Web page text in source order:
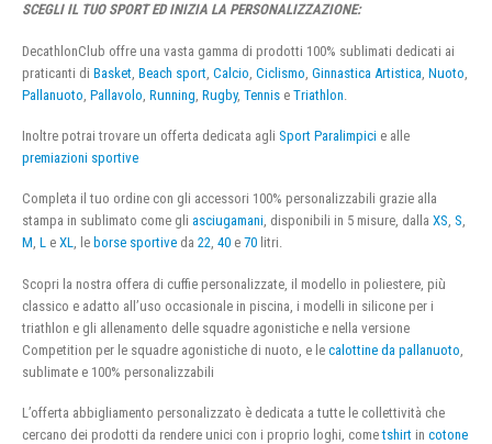
SCEGLI IL TUO SPORT ED INIZIA LA PERSONALIZZAZIONE:
DecathlonClub offre una vasta gamma di prodotti 100% sublimati dedicati ai
praticanti di Basket Beach sport Calcio Ciclismo Ginnastica Artistica Nuoto
Pallanuoto Pallavolo Running Rugby, Tennis e Triathlon
Inoltre potrai trovare un offerta dedicata agli Sport Paralimpici e alle
premiazioni sportive
Completa il tuo ordine con gli accessori 100% personalizzabili grazie alla
stampa in sublimato come gli asciugamani, disponibili in 5 misure, dalla XS, S,
M, L e XL, le borse sportive da 22, 40 e 70 litri.
Scopri la nostra offera di cuffie personalizzate, il modello in poliestere, più
classico e adatto all’uso occasionale in piscina, i modelli in silicone per i
triathlon e gli allenamento delle squadre agonistiche e nella versione
Competition per le squadre agonistiche di nuoto, e le calottine da pallanuoto
sublimate e 100% personalizzabili
L’offerta abbigliamento personalizzato è dedicata a tutte le collettività che
cercano dei prodotti da rendere unici con i proprio loghi, cometshirt in cotone